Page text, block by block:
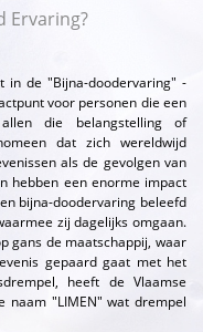
Ervaring?
in de "Bijna-doodervaring" -
voor personen die een
die belangstelling of
dat zich wereldwijd
als de gevolgen van
hebben een enorme impact
bijna-doodervaring beleefd
zij dagelijks omgaan.
gans de maatschappij, waar
gepaard gaat met het
heeft de Vlaamse
naam "LIMEN" wat drempel